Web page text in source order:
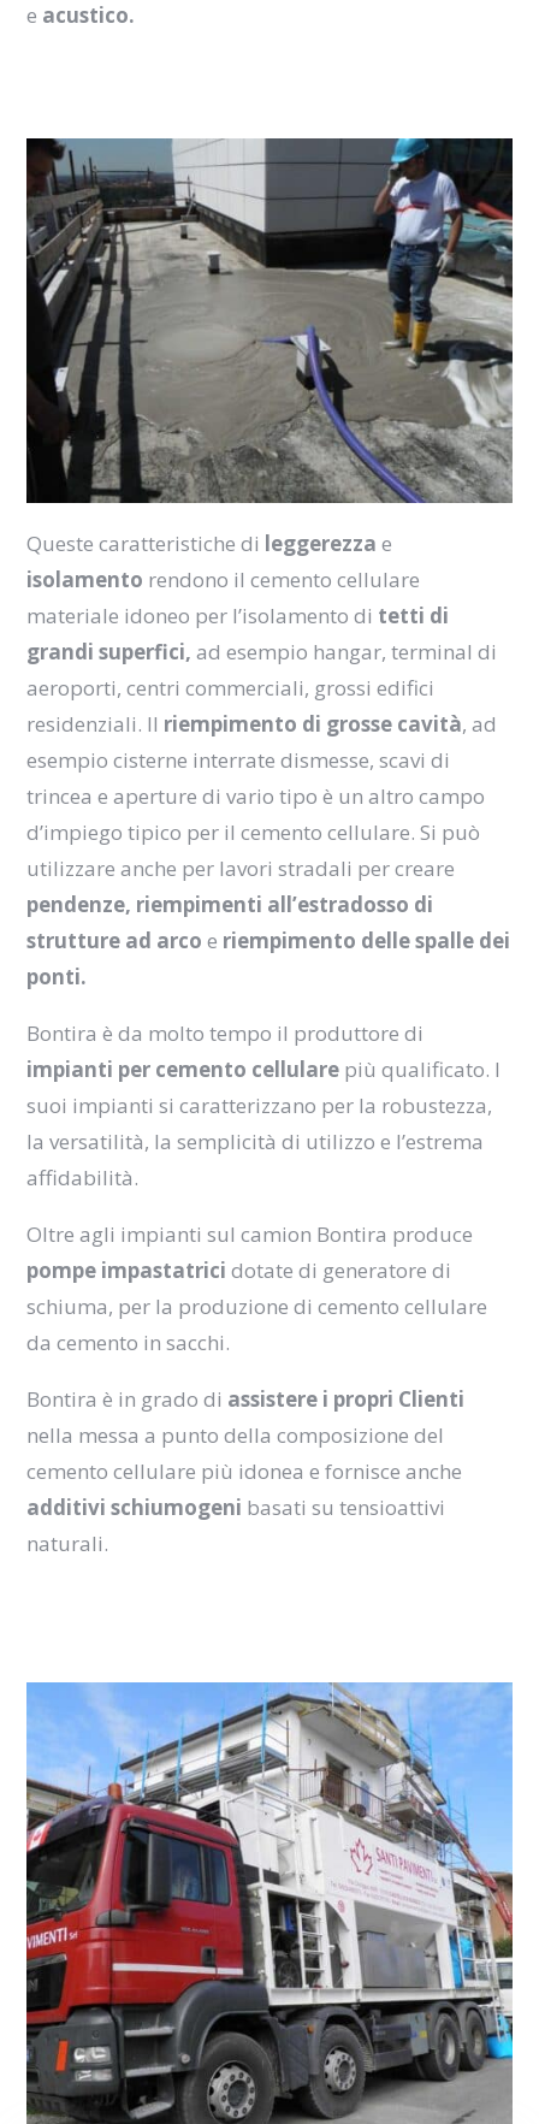
e acustico.
Queste caratteristiche di leggerezza e
isolamento rendono il cemento cellulare
materiale idoneo per l’isolamento di tetti di
grandi superfici,ad esempio hangar, terminal di
aeroporti, centri commerciali, grossi edifici
residenziali. Il riempimento di grosse cavità, ad
esempio cisterne interrate dismesse, scavi di
trincea e aperture di vario tipo è un altro campo
d’impiego tipico per il cemento cellulare. Si può
utilizzare anche per lavori stradali per creare
pendenze, riempimenti all’estradosso di
strutture ad arco e riempimento delle spalle dei
ponti.
Bontira è da molto tempo il produttore di
impianti per cemento cellulare più qualificato. I
suoi impianti si caratterizzano per la robustezza,
la versatilità, la semplicità di utilizzo e l’estrema
affidabilità.
Oltre agli impianti sul camion Bontira produce
pompe impastatrici dotate di generatore di
schiuma, per la produzione di cemento cellulare
da cemento in sacchi.
Bontira è in grado di assistere i propri Clienti
nella messa a punto della composizione del
cemento cellulare più idonea e fornisce anche
additivi schiumogeni basati su tensioattivi
naturali.